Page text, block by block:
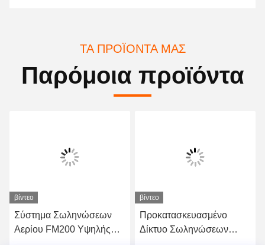
ΤΑ ΠΡΟΪΌΝΤΑ ΜΑΣ
Παρόμοια προϊόντα
βίντεο
Σύστημα Σωληνώσεων
Αερίου FM200 Υψηλής
βίντεο
Προκατασκευασμένο
Δίκτυο Σωληνώσεων